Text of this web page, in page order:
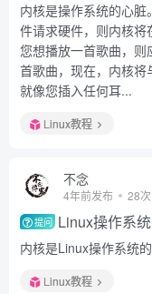
内核是操作系统的心
件请求硬件，则内核
您想播放一首歌曲，
首歌曲，现在，内核将
就像您插入任何耳...
Linux教程
不念
4年前发布 28
提问 Linux操作系
内核是Linux操作系统
Linux教程